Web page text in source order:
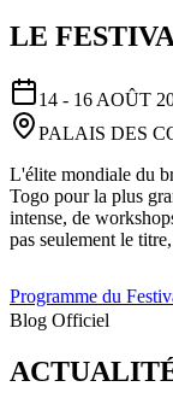
LE
14 - 16 AOÛT
PALAIS DES
L'élite mondiale du
Togo pour la plus
intense, de
pas seulement le
Programme du
Blog Officiel